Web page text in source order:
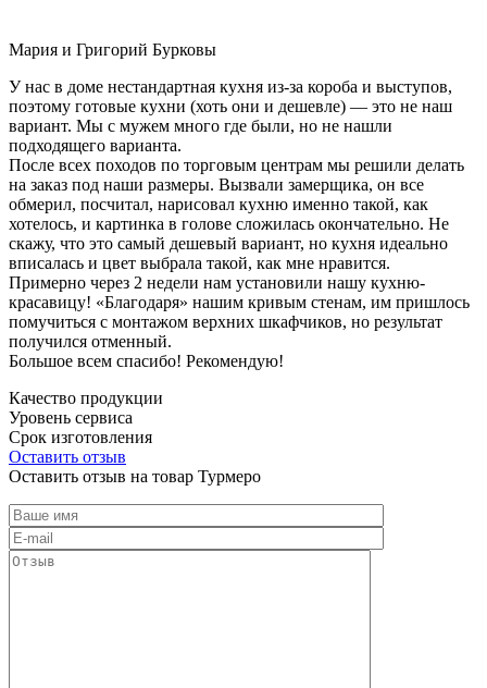
Мария и Григорий Бурковы
У нас в доме нестандартная кухня из-за короба и выступов,
поэтому готовые кухни (хоть они и дешевле) — это не наш
вариант. Мы с мужем много где были, но не нашли
подходящего варианта.
После всех походов по торговым центрам мы решили делать
на заказ под наши размеры. Вызвали замерщика, он все
обмерил, посчитал, нарисовал кухню именно такой, как
хотелось, и картинка в голове сложилась окончательно. Не
скажу, что это самый дешевый вариант, но кухня идеально
вписалась и цвет выбрала такой, как мне нравится.
Примерно через 2 недели нам установили нашу кухню-
красавицу! «Благодаря» нашим кривым стенам, им пришлось
помучиться с монтажом верхних шкафчиков, но результат
получился отменный.
Большое всем спасибо! Рекомендую!
Качество продукции
Уровень сервиса
Срок изготовления
Оставить отзыв
Оставить отзыв на товар Турмеро